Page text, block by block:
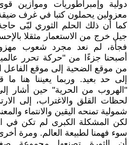
دولية وإمبراطوريات وموازين
معزولين يحملون كتبا في غرف
كما أن ذلك الحلم الثوري لبّى
جيل خرج من الاستعمار مثقلا
فجأة، لم نعد مجرد شعوب
أصبحنا جزءًا من "حركة تحرر
من موقع الضحية إلى موقع الفاعل
إلى حد بعيد. وربما يعيننا هنا
"الهروب من الحرية" حين أشار
لحظات القلق والاغتراب، إلى
شمولية تمنحه اليقين والانتماء
لكن المشكلة الكبرى لم تكن في
سوء فهمنا لطبيعة العالم. ومرة